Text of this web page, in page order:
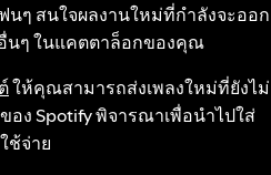
นๆ สนใจผลงานใหม่ที่กำลังจะออก
นๆ ในแคตตาล็อกของคุณ
ให้คุณสามารถส่งเพลงใหม่ที่ยังไม่
อง Spotify พิจารณาเพื่อนำไปใส่
ช้จ่าย